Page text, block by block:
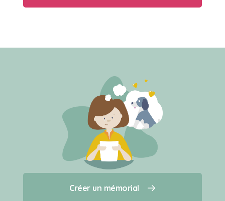
Créer un mémorial
Qui sommes-nous ?
Créer un mémorial